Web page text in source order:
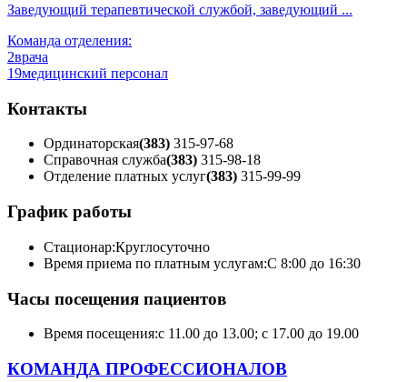
Заведующий терапевтической службой, заведующий ...
Команда отделения:
2врача
19медицинский персонал
Контакты
Ординаторская(383) 315-97-68
Справочная служба(383) 315-98-18
Отделение платных услуг(383) 315-99-99
График работы
Стационар:Круглосуточно
Время приема по платным услугам:С 8:00 до 16:30
Часы посещения пациентов
Время посещения:с 11.00 до 13.00; с 17.00 до 19.00
КОМАНДА ПРОФЕССИОНАЛОВ